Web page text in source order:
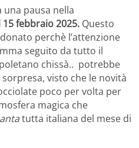
pausa nella
15 febbraio 2025. Questo
perchè l’attenzione
seguito da tutto il
chissà.. potrebbe
visto che le novità
poco per volta per
magica che
tutta italiana del mese di